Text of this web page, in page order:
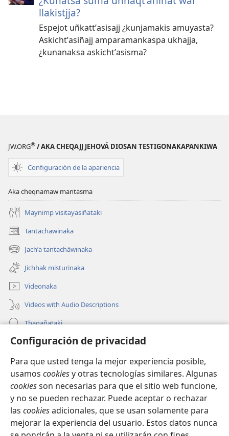
Configuración de privacidad
Para que usted tenga la mejor experiencia posible,
usamos cookiesy otras tecnologías similares. Algunas
cookiesson necesarias para que el sitio web funcione,
y no se pueden rechazar. Puede aceptar o rechazar
las cookiesadicionales, que se usan solamente para
mejorar la experiencia del usuario. Estos datos nunca
llakistjja?
Espejot uñkattʼasisajj ¿kunjamakis amuyasta?
Askichtʼasiñajj amparamankaspa ukhajja,
¿kunanaksa askichtʼasisma?
JW.ORG® / AKA CHEQAJJ JEHOVÁ DIOSAN TESTIGONAKAPANKIWA
Configuración de la apariencia
Aka cheqnamaw mantasma
Maynimp visitayasiñataki
Tantachäwinaka
(opens
new
window)
Jachʼa tantachäwinaka
(opens
new
window)
Jichhak misturinaka
Videonaka
Videos with Audio Descriptions
Thaqañataki
Oraqpachat yatiyäwinaka
Donacionanaka
(opens
window)INTERNETANKIR BIBLIOTECA
(opens
new
window)JW Hub ®
(opens
new